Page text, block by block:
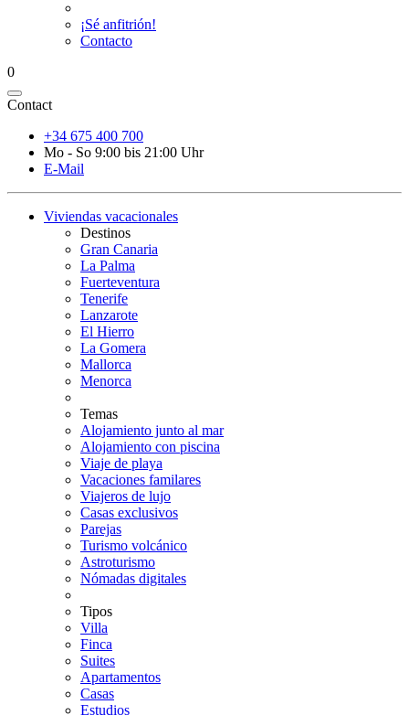
¡Sé anfitrión!
Contacto
0
Contact
+34 675 400 700
Mo - So 9:00 bis 21:00 Uhr
E-Mail
Viviendas vacacionales
Destinos
Gran Canaria
La Palma
Fuerteventura
Tenerife
Lanzarote
El Hierro
La Gomera
Mallorca
Menorca
Temas
Alojamiento junto al mar
Alojamiento con piscina
Viaje de playa
Vacaciones familares
Viajeros de lujo
Casas exclusivos
Parejas
Turismo volcánico
Astroturismo
Nómadas digitales
Tipos
Villa
Finca
Suites
Apartamentos
Casas
Estudios